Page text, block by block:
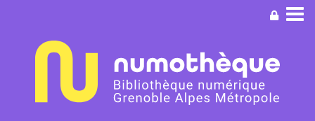
recherche